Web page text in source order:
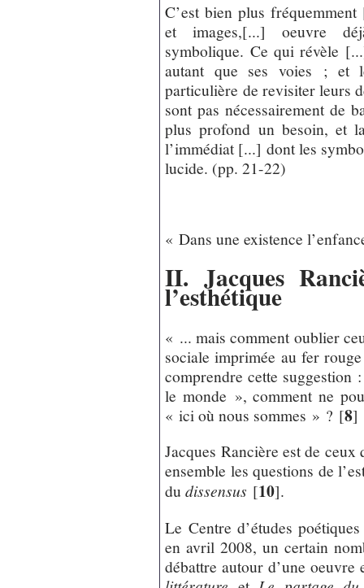
C’est bien plus
et images,[...] oeuvre
symbolique. Ce qui révèle
autant que ses voies ; et
particulière de revisiter leurs
sont pas nécessairement de
plus profond un besoin, et
l’immédiat [...] dont les
lucide. (pp. 21-22)
« Dans une existence
II. Jacques
l’esthétique
« ... mais comment oublier
sociale imprimée au fer
comprendre cette
le monde », comment ne
« ici où nous sommes » ? [8]
Jacques Rancière est de
ensemble les questions de
dudissensus [10].
Le Centre d’études
en avril 2008, un certain
débattre autour d’une oeuvre